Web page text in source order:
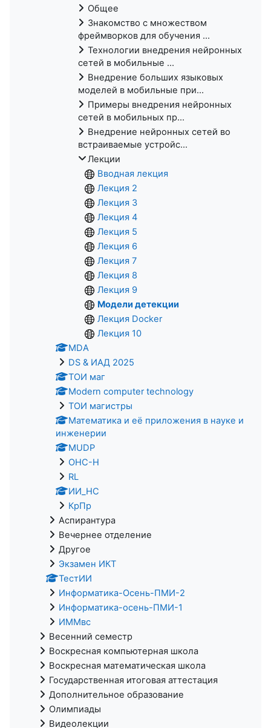
Общее
Знакомство с множеством
фреймворков для обучения ...
Технологии внедрения нейронных
сетей в мобильные ...
Внедрение больших языковых
моделей в мобильные при...
Примеры внедрения нейронных
сетей в мобильных пр...
Внедрение нейронных сетей во
встраиваемые устройс...
Лекции
Вводная лекция
Лекция 2
Лекция 3
Лекция 4
Лекция 5
Лекция 6
Лекция 7
Лекция 8
Лекция 9
Модели детекции
Лекция Docker
Лекция 10
MDA
DS & ИАД 2025
ТОИ маг
Modern computer technology
ТОИ магистры
Математика и её приложения в науке и
инженерии
MUDP
ОНС-Н
RL
ИИ_НС
КрПр
Аспирантура
Вечернее отделение
Другое
Экзамен ИКТ
ТестИИ
Информатика-Осень-ПМИ-2
Информатика-осень-ПМИ-1
ИММвс
Весенний семестр
Воскресная компьютерная школа
Воскресная математическая школа
Государственная итоговая аттестация
Дополнительное образование
Олимпиады
Видеолекции